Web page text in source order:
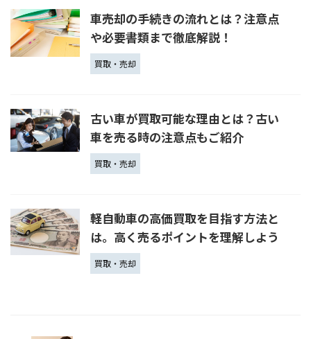
車売却の手続きの流れとは？注意点
や必要書類まで徹底解説！
買取・売却
古い車が買取可能な理由とは？古い
車を売る時の注意点もご紹介
買取・売却
軽自動車の高価買取を目指す方法と
は。高く売るポイントを理解しよう
買取・売却